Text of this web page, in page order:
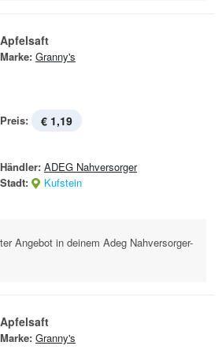
Apfelsaft
Marke: Granny's
Preis: € 1,19
Händler: ADEG Nahversorger
Stadt:
Kufstein
Angebot in deinem Adeg Nahversorger-
Apfelsaft
Marke: Granny's